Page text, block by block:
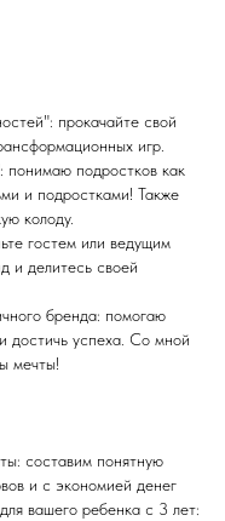
прокачайте свой
игр.
подростков как
и подростками! Также
колоду.
гостем или ведущим
и делитесь своей
бренда: помогаю
достичь успеха. Со мной
мечты!
составим понятную
и с экономией денег
вашего ребенка с 3 лет: